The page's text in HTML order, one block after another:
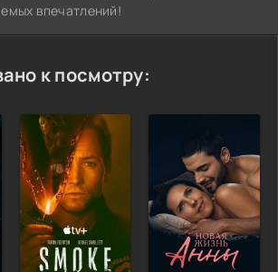
впечатлений!
к посмотру: